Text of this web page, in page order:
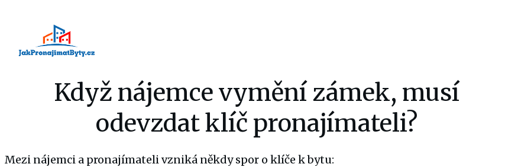
Když nájemce vymění zámek, musí
odevzdat klíč pronajímateli?
Mezi nájemci a pronajímateli vzniká někdy spor o klíče k bytu: